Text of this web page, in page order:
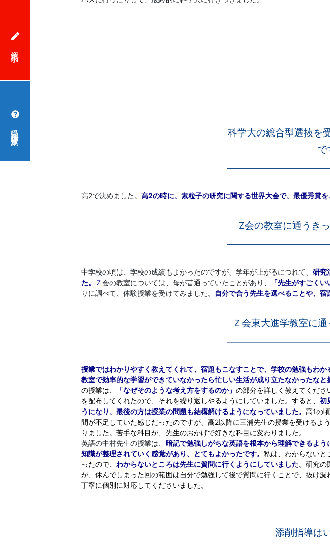
科学大の総合型選抜を
で
高2で決めました。 高2の時に、素粒子の研究に関する世界大会で、最優秀賞
Z会の教室に通うき
中学校の頃は、学校の成績もよかったのですが、学年が上がるにつれて、 研究
た。
Ｚ会の教室については、母が昔通っていたことがあり、 「先生がすごく
りに調べて、体験授業を受けてみました。
自分で合う先生を選べることや、
Ｚ会東大進学教室に
授業ではわかりやすく教えてくれて、宿題もこなすことで、学校の勉強もわ
教室で効率的な学習ができていなかったら忙しい生活が成り立たなかったなと
の授業は、
「なぜそのような考え方をするのか」 の部分を詳しく教えてくださ
を配布してくれたので、それを繰り返しやるようにしていました。すると、 初
うになり、最後の方は授業の問題も結構解けるようになっていました。 高1の
間が不足していた感じだったのですが、高2以降に三浦先生の授業を受けるよ
りました。苦手な科目が、先生のおかげで好きな科目に変わりました。
英語の中村先生の授業は、 暗記で勉強しがちな英語を根本から理解できるよ
知識が整理されていく感覚があり、とてもよかったです。 私は、わからないと
ったので、 わからないところは先生に質問に行くようにしていました。 研究の
が、休んでしまった回の範囲は自分で勉強して後で質問に行くことで、抜け
丁寧に個別に対応してくださいました。
添削指導は
受講相談・体験授業